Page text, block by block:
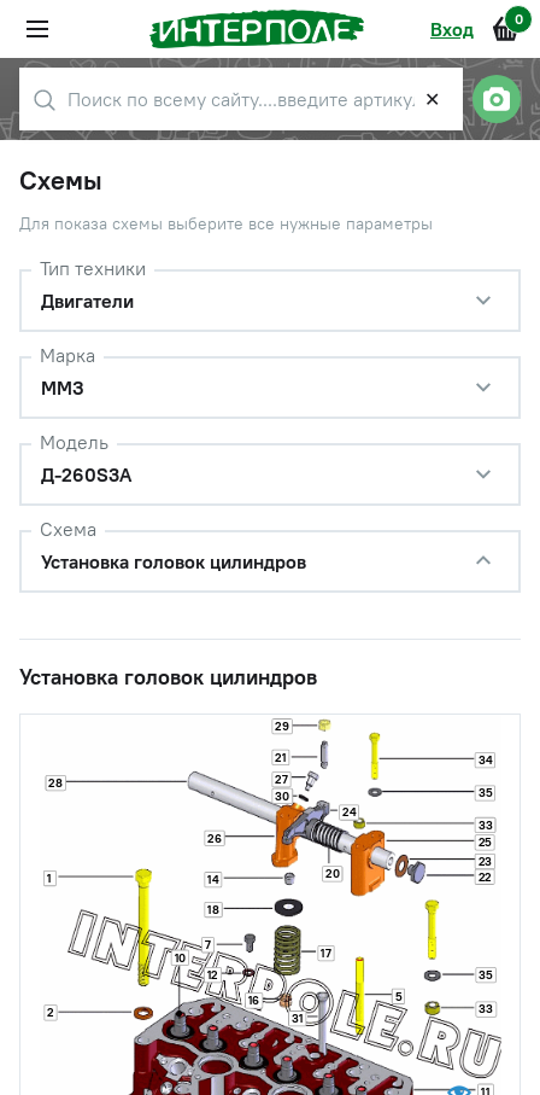
Вход 0
✕
Схемы
Для показа схемы выберите все нужные параметры
Тип техники
Двигатели
Марка
ММЗ
Модель
Д-260S3A
Схема
Установка головок цилиндров
Установка головок цилиндров
1
2
5
7
10
11
12
14
16
17
18
20
21
22
23
24
25
26
27
28
29
30
31
33
33
34
35
35